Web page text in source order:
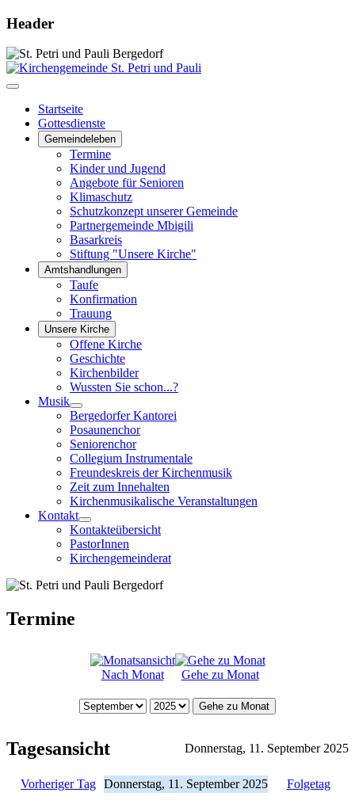
Header
Startseite
Gottesdienste
Gemeindeleben
Termine
Kinder und Jugend
Angebote für Senioren
Klimaschutz
Schutzkonzept unserer Gemeinde
Partnergemeinde Mbigili
Basarkreis
Stiftung "Unsere Kirche"
Amtshandlungen
Taufe
Konfirmation
Trauung
Unsere Kirche
Offene Kirche
Geschichte
Kirchenbilder
Wussten Sie schon...?
Musik
Bergedorfer Kantorei
Posaunenchor
Seniorenchor
Collegium Instrumentale
Freundeskreis der Kirchenmusik
Zeit zum Innehalten
Kirchenmusikalische Veranstaltungen
Kontakt
Kontakteübersicht
PastorInnen
Kirchengemeinderat
Termine
Nach Monat Gehe zu Monat
Gehe zu Monat
Tagesansicht Donnerstag, 11. September 2025
Vorheriger Tag Donnerstag, 11. September 2025 Folgetag